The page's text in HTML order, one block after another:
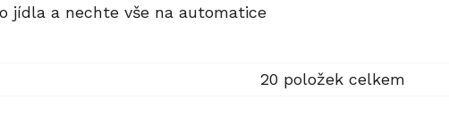
jídla a nechte vše na automatice
20 položek celkem